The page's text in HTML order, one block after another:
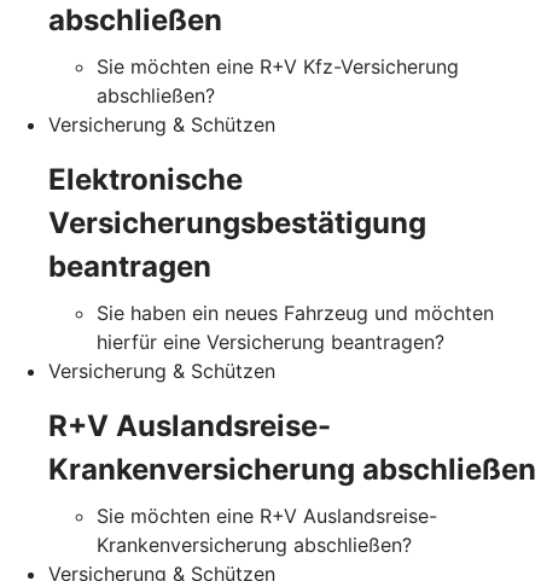
abschließen
Sie möchten eine R+V Kfz-Versicherung
abschließen?
Versicherung & Schützen
Elektronische
Versicherungsbestätigung
beantragen
Sie haben ein neues Fahrzeug und möchten
hierfür eine Versicherung beantragen?
Versicherung & Schützen
R+V Auslandsreise-
Krankenversicherung abschließen
Sie möchten eine R+V Auslandsreise-
Krankenversicherung abschließen?
Versicherung & Schützen